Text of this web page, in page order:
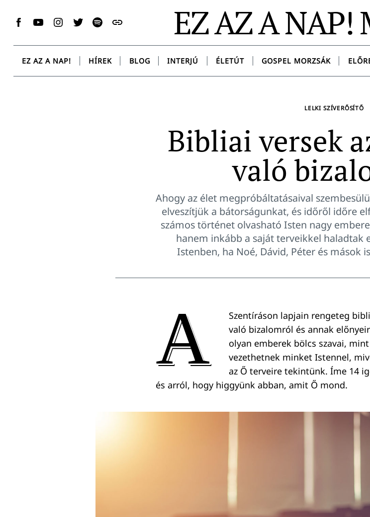
Facebook
YouTubeInstagram
TwitterSpotifyMessenger EZ AZ A NAP!
EZ AZ A NAP! HÍREK BLOG INTERJÚ ÉLETÚT GOSPEL MORZSÁK
LELKI SZÍVERŐSÍTŐ
Bibliai versek
való
Ahogy az élet megpróbáltatásaival
elveszítjük a bátorságunkat, és időről időre
számos történet olvasható Isten nagy
hanem inkább a saját terveikkel haladtak
Istenben, ha Noé, Dávid, Péter és mások
A
Szentíráson lapjain rengeteg
való bizalomról és annak
olyan emberek bölcs szavai,
vezethetnek minket Istennel,
az Ő terveire tekintünk. Íme 14
és arról, hogy higgyünk abban, amit Ő mond.